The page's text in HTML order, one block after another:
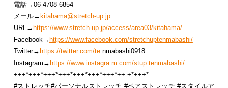
電話→06-4708-6854
メール→ kitahama@stretch-up.jp
URL→ https://www.stretch-up.jp/access/area03/kitahama/
Facebook→ https://www.facebook.com/stretchuptenmabashi/
Twitter→ https://twitter.com/tenmabashi0918
Instagram→ https://www.instagra m.com/stup.tenmabashi/
+++*+++*+++*+++*+++*+++*+++*++ +*+++*
#ストレッチ#パーソナルストレッチ #ペアストレッチ #スタイルア